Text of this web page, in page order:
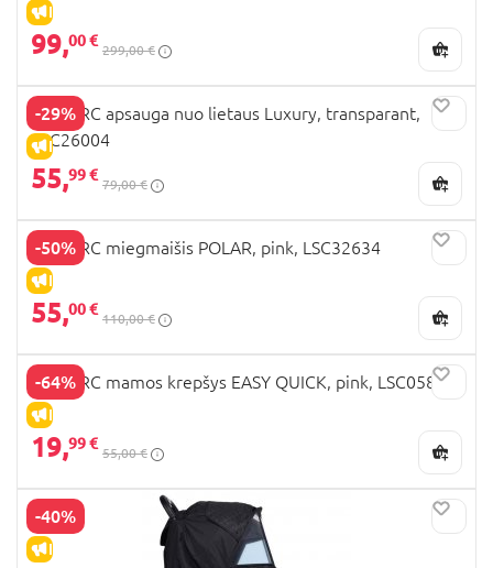
IŠPARDAVIMAS
99,00 €
299,00 €
-29%
IŠPARDAVIMAS
LECLERC apsauga nuo lietaus Luxury, transparant,
LEC26004
55,99 €
79,00 €
-50%
IŠPARDAVIMAS
LECLERC miegmaišis POLAR, pink, LSC32634
55,00 €
110,00 €
-64%
IŠPARDAVIMAS
LECLERC mamos krepšys EASY QUICK, pink, LSC05805
19,99 €
55,00 €
-40%
IŠPARDAVIMAS